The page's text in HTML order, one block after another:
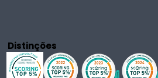
Distinções